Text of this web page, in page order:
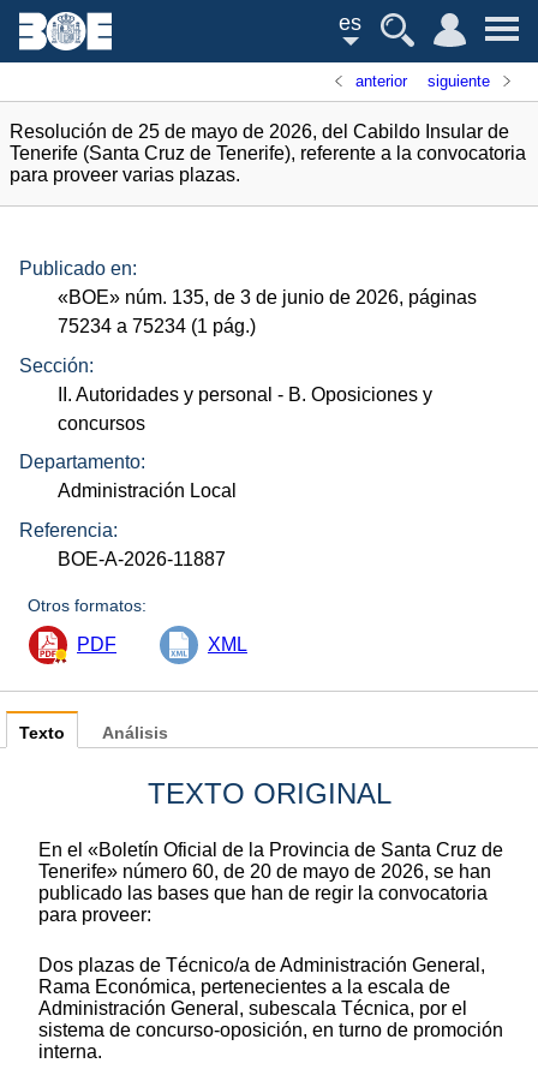
es
anterior siguiente
Resolución de 25 de mayo de 2026, del Cabildo Insular de
Tenerife (Santa Cruz de Tenerife), referente a la convocatoria
para proveer varias plazas.
Publicado en:
«BOE» núm. 135, de 3 de junio de 2026, páginas
75234 a 75234 (1 pág.)
Sección:
II. Autoridades y personal - B. Oposiciones y
concursos
Departamento:
Administración Local
Referencia:
BOE-A-2026-11887
Otros formatos:
PDF XML
Texto
TEXTO ORIGINAL
En el «Boletín Oficial de la Provincia de Santa Cruz de
Tenerife» número 60, de 20 de mayo de 2026, se han
publicado las bases que han de regir la convocatoria
para proveer:
Dos plazas de Técnico/a de Administración General,
Rama Económica, pertenecientes a la escala de
Administración General, subescala Técnica, por el
sistema de concurso-oposición, en turno de promoción
interna.
Análisis